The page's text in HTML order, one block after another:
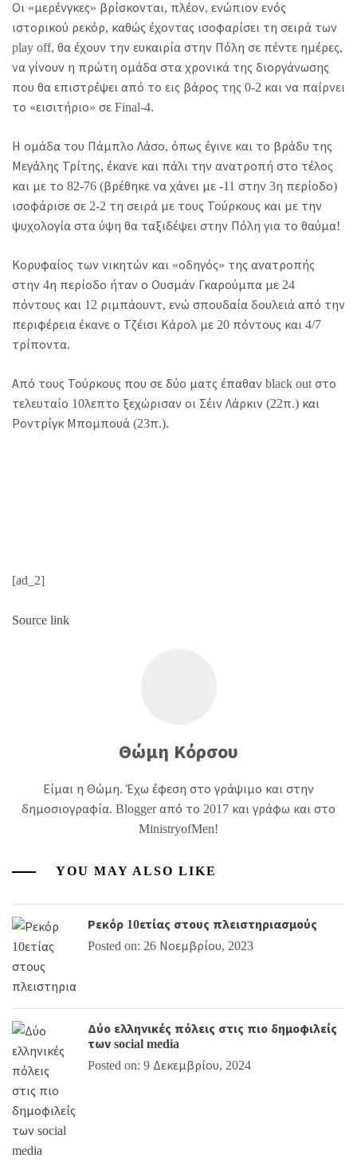
Οι «μερένγκες» βρίσκονται, πλέον, ενώπιον ενός
ιστορικού ρεκόρ, καθώς έχοντας ισοφαρίσει τη σειρά των
play off, θα έχουν την ευκαιρία στην Πόλη σε πέντε ημέρες,
να γίνουν η πρώτη ομάδα στα χρονικά της διοργάνωσης
που θα επιστρέψει από το εις βάρος της 0-2 και να παίρνει
το «εισιτήριο» σε Final-4.
Η ομάδα του Πάμπλο Λάσο, όπως έγινε και το βράδυ της
Μεγάλης Τρίτης, έκανε και πάλι την ανατροπή στο τέλος
και με το 82-76 (βρέθηκε να χάνει με -11 στην 3η περίοδο)
ισοφάρισε σε 2-2 τη σειρά με τους Τούρκους και με την
ψυχολογία στα ύψη θα ταξιδέψει στην Πόλη για το θαύμα!
Κορυφαίος των νικητών και «οδηγός» της ανατροπής
στην 4η περίοδο ήταν ο Ουσμάν Γκαρούμπα με 24
πόντους και 12 ριμπάουντ, ενώ σπουδαία δουλειά από την
περιφέρεια έκανε ο Τζέισι Κάρολ με 20 πόντους και 4/7
τρίποντα.
Από τους Τούρκους που σε δύο ματς έπαθαν black out στο
τελευταίο 10λεπτο ξεχώρισαν οι Σέιν Λάρκιν (22π.) και
Ροντρίγκ Μπομπουά (23π.).
[ad_2]
Source link
Θώμη Κόρσου
Είμαι η Θώμη. Έχω έφεση στο γράψιμο και στην
δημοσιογραφία. Blogger από το 2017 και γράφω και στο
MinistryofMen!
YOU MAY ALSO LIKE
Ρεκόρ 10ετίας στους πλειστηριασμούς
Posted on: 26 Νοεμβρίου, 2023
Δύο ελληνικές πόλεις στις πιο δημοφιλείς
των social media
Posted on: 9 Δεκεμβρίου, 2024